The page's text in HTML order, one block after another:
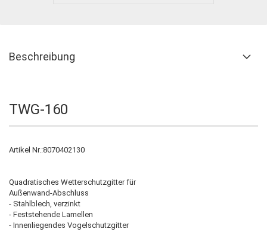
Beschreibung
TWG-160
Artikel Nr.:8070402130
Quadratisches Wetterschutzgitter für
Außenwand-Abschluss
- Stahlblech, verzinkt
- Feststehende Lamellen
- Innenliegendes Vogelschutzgitter